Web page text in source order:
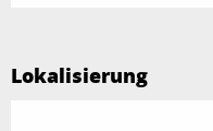
Lokalisierung